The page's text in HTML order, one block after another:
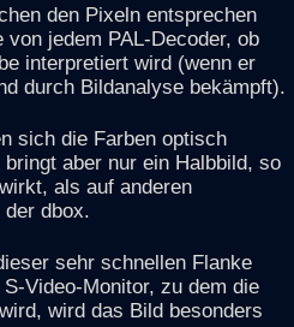
den Pixeln entsprechen
jedem PAL-Decoder, ob
interpretiert wird (wenn er
durch Bildanalyse bekämpft).
sich die Farben optisch
aber nur ein Halbbild, so
als auf anderen
dbox.
sehr schnellen Flanke
Video-Monitor, zu dem die
wird das Bild besonders